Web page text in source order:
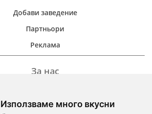
Използваме много вкусни
Добави заведение
Партньори
Реклама
За нас
Контакти